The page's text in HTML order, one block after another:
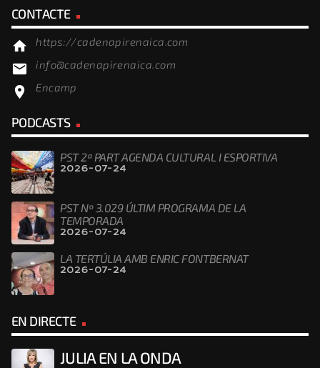
CONTACTE
home https://cadenapirenaica.com
email info@cadenapirenaica.com
location_on Encamp
PODCASTS
PST 2ª PART AGENDA CULTURAL I ESPORTIVA
2026-07-24
PST Nº 3.029 ÚLTIM PROGRAMA DE LA
TEMPORADA
2026-07-24
LA TERTÚLIA AMB ENRIC FONTBERNAT
2026-07-24
EN DIRECTE
JULIA EN LA ONDA